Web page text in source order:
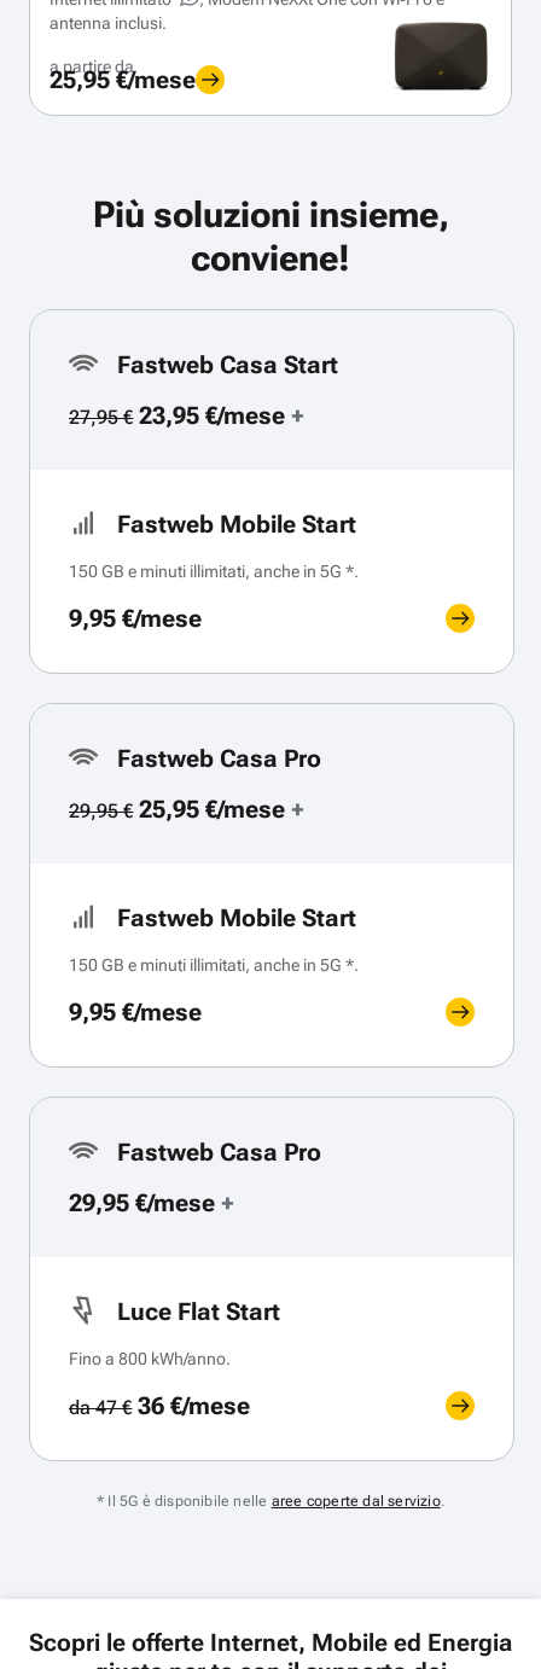
antenna inclusi.
a partire da
25,95 €/mese
Più soluzioni insieme,
conviene!
Fastweb Casa Start
27,95 €23,95 €/mese+
Fastweb Mobile Start
150 GB e minuti illimitati, anche in 5G *.
9,95 €/mese
Fastweb Casa Pro
29,95 €25,95 €/mese+
Fastweb Mobile Start
150 GB e minuti illimitati, anche in 5G *.
9,95 €/mese
Fastweb Casa Pro
29,95 €/mese +
Luce Flat Start
Fino a 800 kWh/anno.
da 47 €36 €/mese
* Il 5G è disponibile nelle aree coperte dal servizio.
Scopri le offerte Internet, Mobile ed Energia